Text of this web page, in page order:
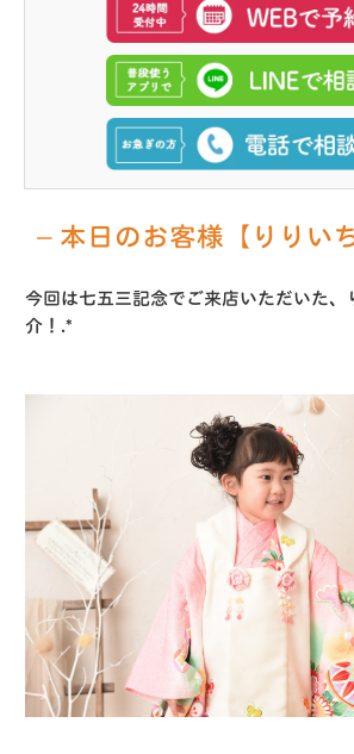
– 本日のお客様【りりい
今回は七五三記念でご来店いただいた、
介！.*